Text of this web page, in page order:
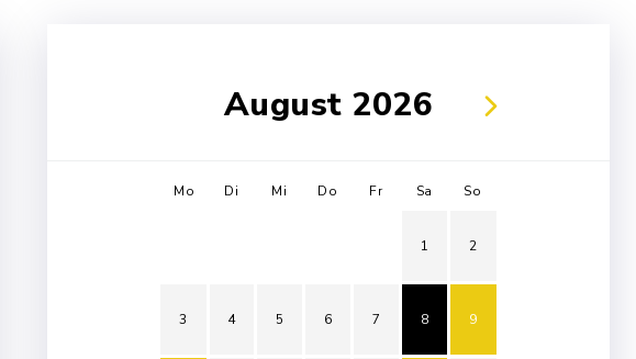
August 2026
Mo Di Mi Do Fr Sa So
1 2
3 4 5 6 7 8 9